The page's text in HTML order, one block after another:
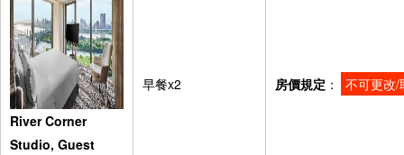
River Corner
Studio, Guest
早餐x2 房價規定 ： 不可更改/